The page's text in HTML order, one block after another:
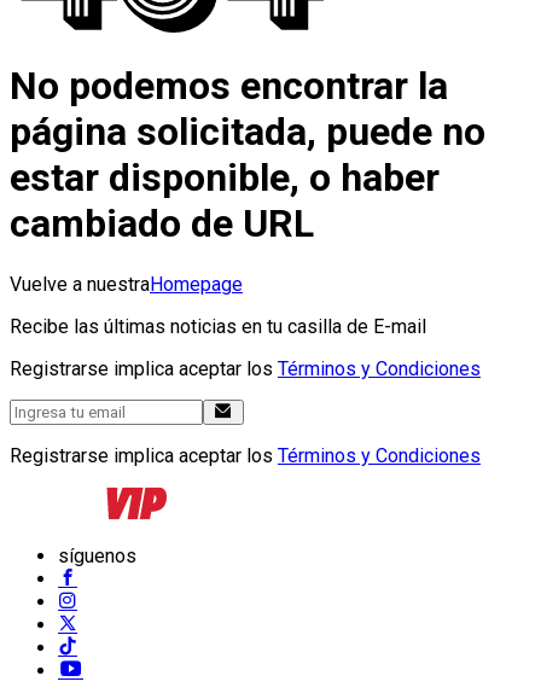
No podemos encontrar la
página solicitada, puede no
estar disponible, o haber
cambiado de URL
Vuelve a nuestraHomepage
Recibe las últimas noticias en tu casilla de E-mail
Registrarse implica aceptar los Términos y Condiciones
Registrarse implica aceptar los Términos y Condiciones
síguenos